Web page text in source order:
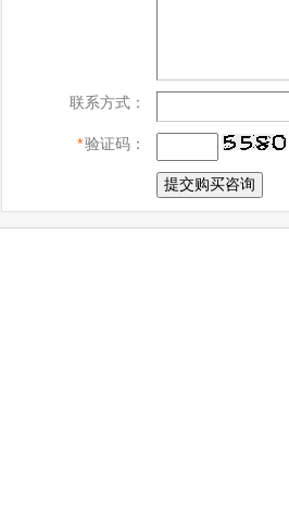
联系方式：
*验证码：